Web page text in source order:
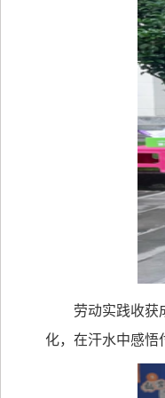
劳动实践收获
化，在汗水中感悟